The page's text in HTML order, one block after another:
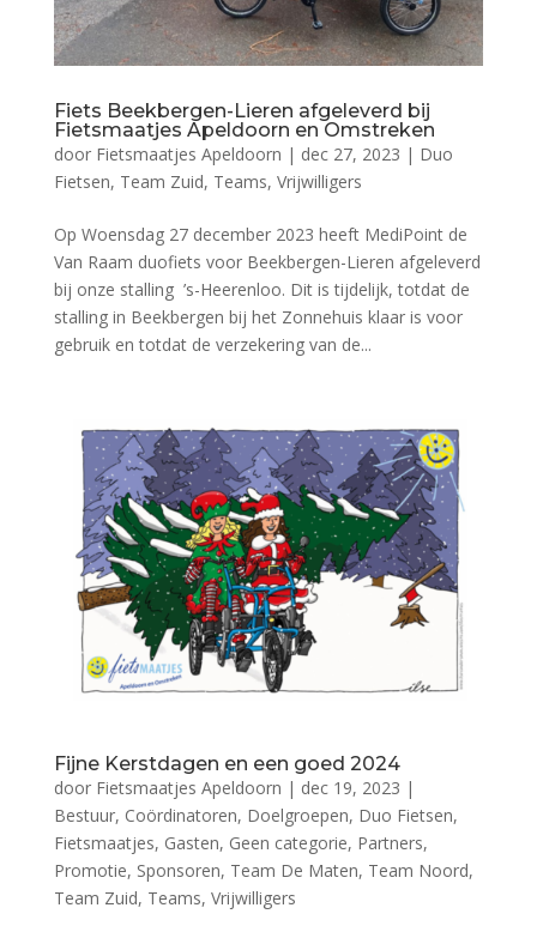
Fiets Beekbergen-Lieren afgeleverd bij
Fietsmaatjes Apeldoorn en Omstreken
door Fietsmaatjes Apeldoorn | dec 27, 2023 | Duo
Fietsen, Team Zuid, Teams, Vrijwilligers
Op Woensdag 27 december 2023 heeft MediPoint de
Van Raam duofiets voor Beekbergen-Lieren afgeleverd
bij onze stalling ’s-Heerenloo. Dit is tijdelijk, totdat de
stalling in Beekbergen bij het Zonnehuis klaar is voor
gebruik en totdat de verzekering van de...
Fijne Kerstdagen en een goed 2024
door Fietsmaatjes Apeldoorn | dec 19, 2023 |
Bestuur, Coördinatoren, Doelgroepen, Duo Fietsen,
Fietsmaatjes, Gasten, Geen categorie, Partners,
Promotie, Sponsoren, Team De Maten, Team Noord,
Team Zuid, Teams, Vrijwilligers